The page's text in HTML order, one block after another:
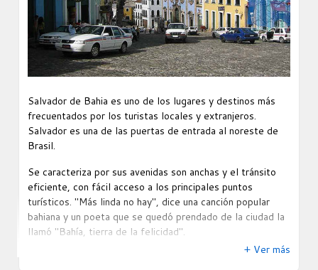
Salvador de Bahia es uno de los lugares y destinos más
frecuentados por los turistas locales y extranjeros.
Salvador es una de las puertas de entrada al noreste de
Brasil.
Se caracteriza por sus avenidas son anchas y el tránsito
eficiente, con fácil acceso a los principales puntos
turísticos. "Más linda no hay", dice una canción popular
bahiana y un poeta que se quedó prendado de la ciudad la
llamó "Bahía, tierra de la felicidad".
+ Ver más